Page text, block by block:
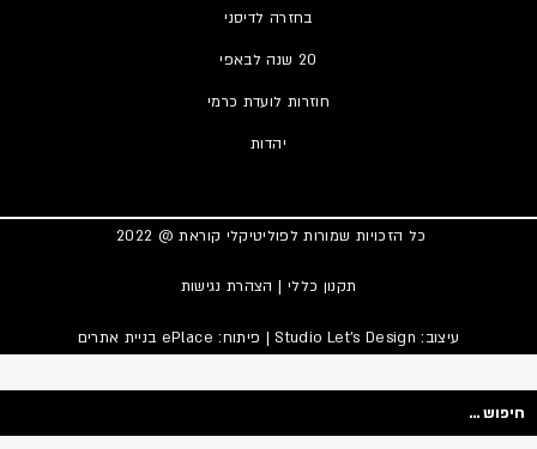
בחזרה לדיסני
20 שנה לבאפי
חוזרות לועדת כרמי
יהדות
כל הזכויות שמורות לפוליטיקלי קוראת @ 2022
תקנון כללי | הצהרת נגישות
עיצוב: Studio Let's Design| פיתוח: ePlace בניית אתרים
Search